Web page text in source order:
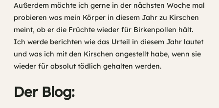
Außerdem möchte ich gerne in der nächsten Woche mal
probieren was mein Körper in diesem Jahr zu Kirschen
meint, ob er die Früchte wieder für Birkenpollen hält.
Ich werde berichten wie das Urteil in diesem Jahr lautet
und was ich mit den Kirschen angestellt habe, wenn sie
wieder für absolut tödlich gehalten werden.
Der Blog: